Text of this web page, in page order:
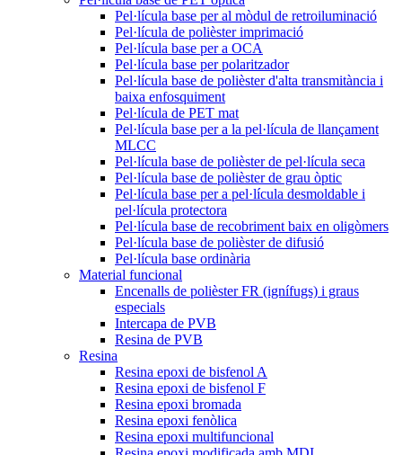
Pel·lícula base per al mòdul de retroiluminació
Pel·lícula de polièster imprimació
Pel·lícula base per a OCA
Pel·lícula base per polaritzador
Pel·lícula base de polièster d'alta transmitància i
baixa enfosquiment
Pel·lícula de PET mat
Pel·lícula base per a la pel·lícula de llançament
MLCC
Pel·lícula base de polièster de pel·lícula seca
Pel·lícula base de polièster de grau òptic
Pel·lícula base per a pel·lícula desmoldable i
pel·lícula protectora
Pel·lícula base de recobriment baix en oligòmers
Pel·lícula base de polièster de difusió
Pel·lícula base ordinària
Material funcional
Encenalls de polièster FR (ignífugs) i graus
especials
Intercapa de PVB
Resina de PVB
Resina
Resina epoxi de bisfenol A
Resina epoxi de bisfenol F
Resina epoxi bromada
Resina epoxi fenòlica
Resina epoxi multifuncional